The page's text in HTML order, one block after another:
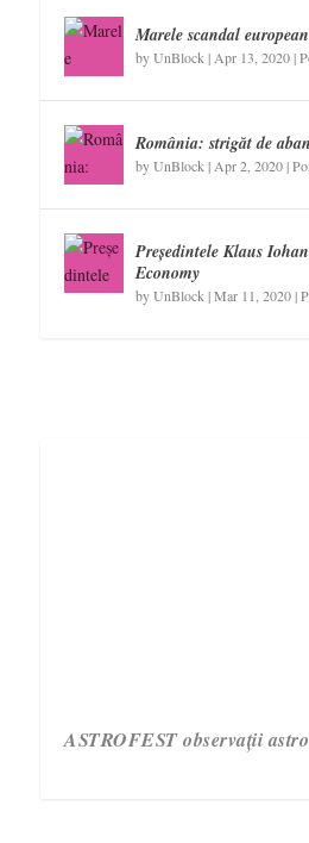
Marele scandal
byUnBlock | Apr 13, 2020|
România: strigăt de
byUnBlock | Apr 2, 2020|
Președintele Klaus
Economy
byUnBlock |Mar 11, 2020|
ASTROFEST observații